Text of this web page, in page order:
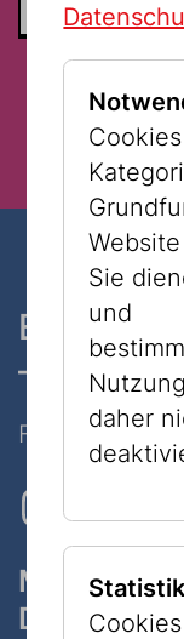
ZURÜCK
Ein
– nur 7
Folgen Sie
Museum
Sie
und
daher